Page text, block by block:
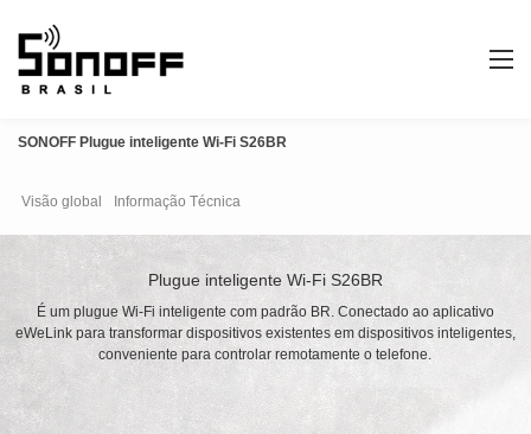
SONOFF Plugue inteligente Wi-Fi S26BR
Visão global Informação Técnica
Plugue inteligente Wi-Fi S26BR
É um plugue Wi-Fi inteligente com padrão BR. Conectado ao aplicativo
eWeLink para transformar dispositivos existentes em dispositivos inteligentes,
conveniente para controlar remotamente o telefone.